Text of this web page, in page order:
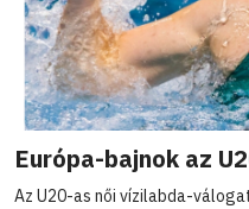
Európa-bajnok az
Az U20-as női vízilabda-